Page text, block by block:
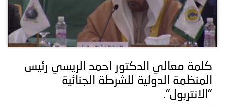
كلمة معالي الدكتور احمد الريسي رئيس
المنظمة الدولية للشرطة الجنائية
"الانتربول".